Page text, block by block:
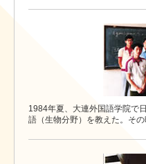
1984年夏、大連外国語学院で
語（生物分野）を教えた。そ